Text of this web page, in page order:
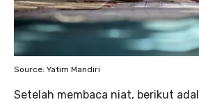
Source: Yatim Mandiri
Setelah membaca niat, berikut